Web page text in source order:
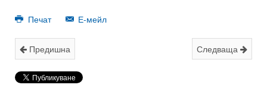
Печат Е-мейл
Предишна Следваща